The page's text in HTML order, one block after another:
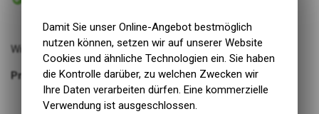
Wir führen dich in die Kunst des Motorrad-Fahrens ein.
Profitiere jetztvon unserer Fahrerfahrung
Damit Sie unser Online-Angebot bestmöglich
nutzen können, setzen wir auf unserer Website
Cookies und ähnliche Technologien ein. Sie haben
die Kontrolle darüber, zu welchen Zwecken wir
Ihre Daten verarbeiten dürfen. Eine kommerzielle
Verwendung ist ausgeschlossen.